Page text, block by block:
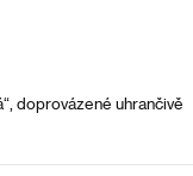
doprovázené uhrančivě